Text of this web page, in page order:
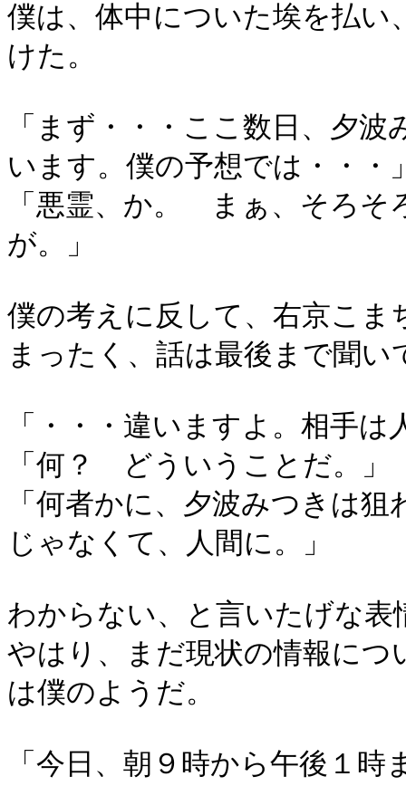
僕は、体中についた埃を払い
けた。
「まず・・・ここ数日、夕
います。僕の予想では・・・
「悪霊、か。 まぁ、そろそ
が。」
僕の考えに反して、右京こ
まったく、話は最後まで聞
「・・・違いますよ。相手は
「何？ どういうことだ。」
「何者かに、夕波みつきは
じゃなくて、人間に。」
わからない、と言いたげな
やはり、まだ現状の情報に
は僕のようだ。
「今日、朝９時から午後１